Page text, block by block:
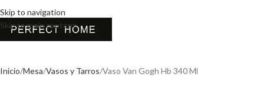
Skip to navigation
Skip to main content
Inicio Mesa Vasos y Tarros Vaso Van Gogh Hb 340 Ml